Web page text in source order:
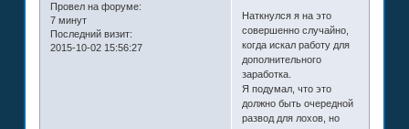
Провел на форуме:
7 минут
Последний визит:
2015-10-02 15:56:27
Наткнулся я на это
совершенно случайно,
когда искал работу для
дополнительного
заработка.
Я подумал, что это
должно быть очередной
развод для лохов, но